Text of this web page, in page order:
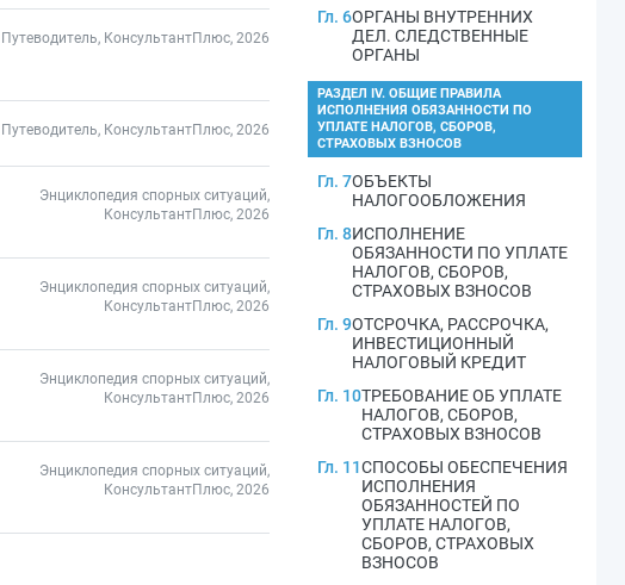
Путеводитель, КонсультантПлюс, 2026
Путеводитель, КонсультантПлюс, 2026
Энциклопедия спорных ситуаций,
КонсультантПлюс, 2026
Энциклопедия спорных ситуаций,
КонсультантПлюс, 2026
Энциклопедия спорных ситуаций,
КонсультантПлюс, 2026
Энциклопедия спорных ситуаций,
КонсультантПлюс, 2026
Гл. 6ОРГАНЫ ВНУТРЕННИХ
ДЕЛ. СЛЕДСТВЕННЫЕ
ОРГАНЫ
РАЗДЕЛ IV. ОБЩИЕ ПРАВИЛА
ИСПОЛНЕНИЯ ОБЯЗАННОСТИ ПО
УПЛАТЕ НАЛОГОВ, СБОРОВ,
СТРАХОВЫХ ВЗНОСОВ
Гл. 7ОБЪЕКТЫ
НАЛОГООБЛОЖЕНИЯ
Гл. 8ИСПОЛНЕНИЕ
ОБЯЗАННОСТИ ПО УПЛАТЕ
НАЛОГОВ, СБОРОВ,
СТРАХОВЫХ ВЗНОСОВ
Гл. 9ОТСРОЧКА, РАССРОЧКА,
ИНВЕСТИЦИОННЫЙ
НАЛОГОВЫЙ КРЕДИТ
Гл. 10ТРЕБОВАНИЕ ОБ УПЛАТЕ
НАЛОГОВ, СБОРОВ,
СТРАХОВЫХ ВЗНОСОВ
Гл. 11СПОСОБЫ ОБЕСПЕЧЕНИЯ
ИСПОЛНЕНИЯ
ОБЯЗАННОСТЕЙ ПО
УПЛАТЕ НАЛОГОВ,
СБОРОВ, СТРАХОВЫХ
ВЗНОСОВ